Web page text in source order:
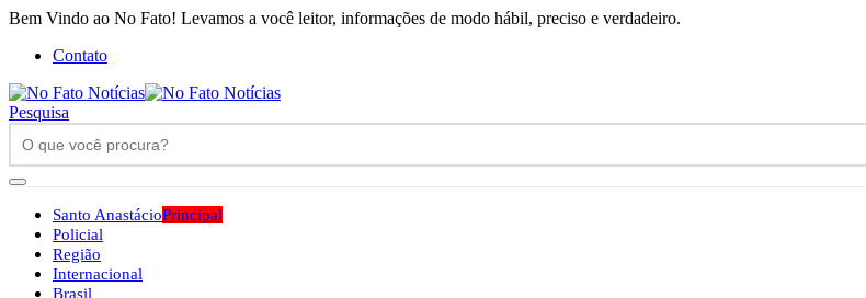
Bem Vindo ao No Fato! Levamos a você leitor, informações de modo hábil, preciso e verdadeiro.
Contato
Pesquisa
Santo AnastácioPrincipal
Policial
Região
Internacional
Brasil